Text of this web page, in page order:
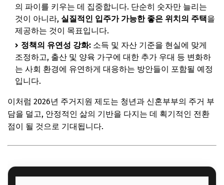
의 파이를 키우는 데 집중합니다. 단순히 숫자만 늘리는
것이 아니라, 실질적인 입주가 가능한 좋은 위치의 주택을
제공하는 것이 목표입니다.
정책의 유연성 강화: 소득 및 자산 기준을 현실에 맞게
조정하고, 출산 및 양육 가구에 대한 추가 우대 등 변화하
는 사회 환경에 유연하게 대응하는 방안들이 포함될 예정
입니다.
이처럼 2026년 주거지원 제도는 청년과 신혼부부의 주거 부
담을 덜고, 안정적인 삶의 기반을 다지는 데 획기적인 전환
점이 될 것으로 기대됩니다.